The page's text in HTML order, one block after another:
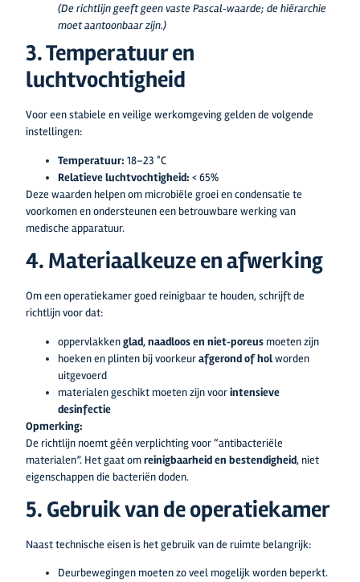
(De richtlijn geeft geen vaste Pascal‑waarde; de hiërarchie
moet aantoonbaar zijn.)
3. Temperatuur en
luchtvochtigheid
Voor een stabiele en veilige werkomgeving gelden de volgende
instellingen:
Temperatuur: 18–23 °C
Relatieve luchtvochtigheid: < 65%
Deze waarden helpen om microbiële groei en condensatie te
voorkomen en ondersteunen een betrouwbare werking van
medische apparatuur.
4. Materiaalkeuze en afwerking
Om een operatiekamer goed reinigbaar te houden, schrijft de
richtlijn voor dat:
oppervlakkenglad, naadloos en niet‑poreus moeten zijn
hoeken en plinten bij voorkeurafgerond of holworden
uitgevoerd
materialen geschikt moeten zijn voorintensieve
desinfectie
Opmerking:
De richtlijn noemt géén verplichting voor “antibacteriële
materialen”. Het gaat omreinigbaarheid en bestendigheid, niet
eigenschappen die bacteriën doden.
5. Gebruik van de operatiekamer
Naast technische eisen is het gebruik van de ruimte belangrijk:
Deurbewegingen moeten zo veel mogelijk worden beperkt.